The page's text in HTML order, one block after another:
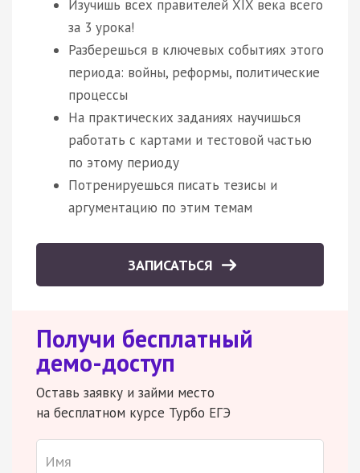
Изучишь всех правителей XIX века всего
за 3 урока!
Разберешься в ключевых событиях этого
периода: войны, реформы, политические
процессы
На практических заданиях научишься
работать с картами и тестовой частью
по этому периоду
Потренируешься писать тезисы и
аргументацию по этим темам
ЗАПИСАТЬСЯ
Получи бесплатный
демо-доступ
Оставь заявку и займи место
на бесплатном курсе Турбо ЕГЭ